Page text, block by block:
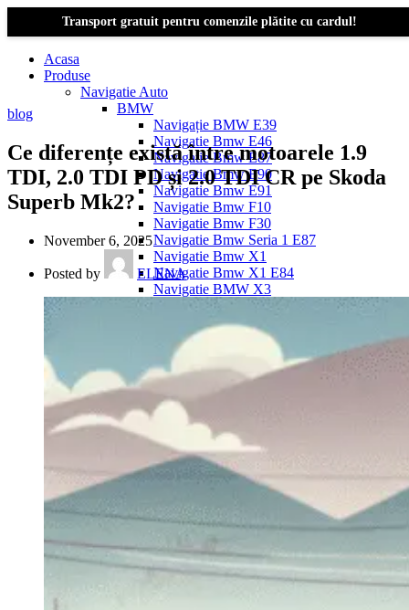
Transport gratuit pentru comenzile plătite cu cardul!
Acasa
Produse
Navigatie Auto
BMW
Navigație BMW E39
Navigatie Bmw E46
Navigatie Bmw E87
Navigatie Bmw E90
Navigatie Bmw E91
Navigatie Bmw F10
Navigatie Bmw F30
Navigatie Bmw Seria 1 E87
Navigatie Bmw X1
Navigatie Bmw X1 E84
Navigatie BMW X3
Navigatie BMW X3 E83
Navigatie BMW X3 f25
Dacia Logan
Navigație Dacia Logan 1 (2004–2012)
Navigație Dacia Logan 2 (2012–2020)
Navigație Dacia Logan 3 (2020–Prezent)
Dacia Duster
Navigatie Duster 2011
Navigatie Duster 2019
Navigatie Audi A3 8p
Navigatie Audi A4
Navigatie Audi A4 B7
Navigatie Audi A4 B8
Navigatie Audi A5
Navigatie Audi A6 C5
Navigatie Audi A6 C6
blog
Ce diferențe există între motoarele 1.9
TDI, 2.0 TDI PD și 2.0 TDI CR pe Skoda
Superb Mk2?
November 6, 2025
Posted by ELENA